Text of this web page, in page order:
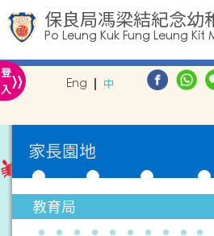
保良局馮梁結紀念幼
Po Leung Kuk Fung Leung
登
入» Eng 中
家長園地
教育局